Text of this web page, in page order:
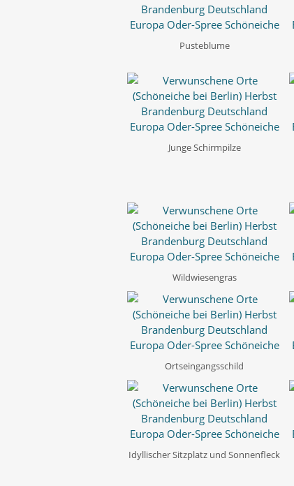
Pusteblume
Junge Schirmpilze
Wildwiesengras
Ortseingangsschild
Idyllischer Sitzplatz und Sonnenfleck